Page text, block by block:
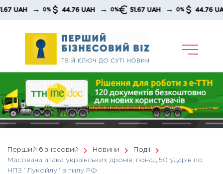
Skip
→ 0% 44.76 UAH → 0% 51.67 UAH → 0% 44.76 UAH →
Перший бізнесовий Новини
Події
Масована атака українських дронів: понад 50 ударів по
НПЗ “Лукойлу” в тилу РФ